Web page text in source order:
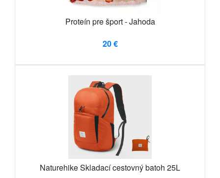
Proteín pre šport - Jahoda
20 €
Naturehike Skladací cestovný batoh 25L